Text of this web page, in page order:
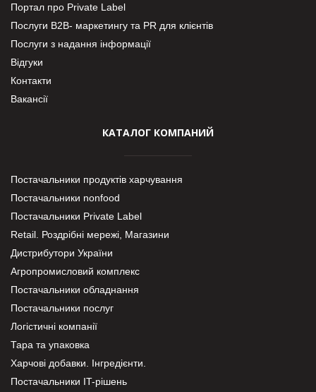
Портал про Private Label
Послуги В2В- маркетингу та PR для клієнтів
Послуги з надання інформації
Відгуки
Контакти
Вакансії
КАТАЛОГ КОМПАНИЙ
Постачальники продуктів харчування
Постачальники nonfood
Постачальники Private Label
Retail. Роздрібні мережі, Магазини
Дистрибутори України
Агропромисловий комплекс
Постачальники обладнання
Постачальники послуг
Логістичні компанії
Тара та упаковка
Харчові добавки. Інгредієнти.
Постачальники IT-рішень